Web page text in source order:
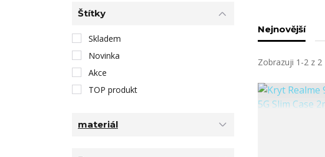
Nejnovější
Zobrazuji 1-2 z 2
Štítky
Skladem
Novinka
Akce
TOP produkt
materiál